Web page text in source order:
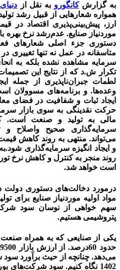
به گزارشکانگورو به نقل از
همواره شعارهایی از قبیل رشد
ارز، پیش‌بینی‌پذیری اقتصاد در
موردنیاز صنایع. عدم‌رشد نرخ بهره
دستوری جزء اصلی شعارهای
متاسفانه در عمل نه تنها تغییری
سرمایه مشاهده نشده بلکه به
تکرار ش.د که از نتایج این
لطمات جبران‌ناپذیری از جمله
وعده‌ها. و برنامه‌های مسوولان
ایجاد ثبات و شفافیت در فضای
حرکت نقدینگی به سوی بازار
مالی به تولید و صنعت است.
سرمایه‌گذاری صحیح واصلاح و
می‌تواند. منتهی به روند کاهش
و ایجاد انگیزه سرمایه‌گذاری
روند منجر به کنترل و کاهش نرخ
است خواهد شد.
درمورد دخالت‌های دستوری دولت
مواد اولیه موردنیاز صنایع برای
سهم خواهی از نوسان سود
پتروشیمی هستیم.
یکی از صنایعی که به همراه صنعت